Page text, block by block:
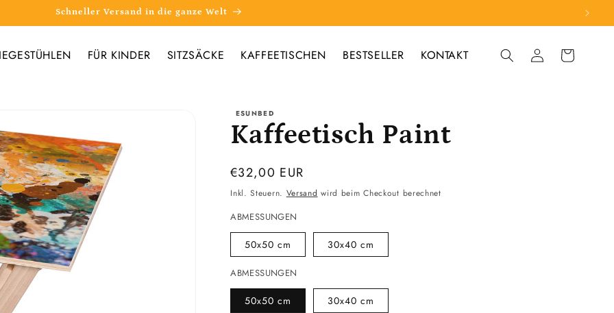
Schneller Versand in die ganze Welt
FÜR KINDER SITZSÄCKE KAFFEETISCHEN BESTSELLER KONTAKT EinloggenWarenkorb
ESUNBED
Kaffeetisch Paint
Normaler
Preis
€32,00 EUR
Inkl. Steuern. Versand wird beim Checkout berechnet
ABMESSUNGEN
50x50 cm 30x40 cm
ABMESSUNGEN
50x50 cm 30x40 cm